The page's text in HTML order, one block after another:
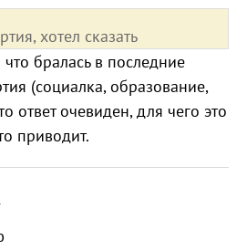
хотел сказать
бралась в последние
(социалка, образование,
ответ очевиден, для чего это
приводит.